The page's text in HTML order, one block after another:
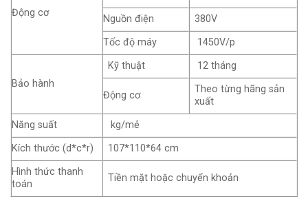
Động cơ
Nguồn điện
380V
Tốc độ máy
1450V/p
Bảo hành
Kỹ thuật 12 tháng
Động cơ
Theo từng hãng sản
xuất
Năng suất
kg/mẻ
Kích thước (d*c*r)
107*110*64 cm
Hình thức thanh
toán
Tiền mặt hoặc chuyển khoản